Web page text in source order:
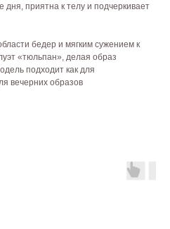
дня, приятна к телу и подчеркивает
бедер и мягким сужением к
«тюльпан», делая образ
подходит как для
вечерних образов